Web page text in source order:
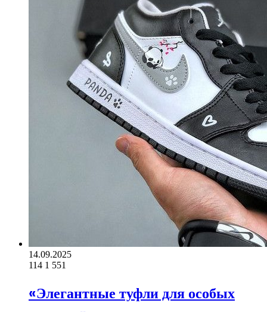
14.09.2025
114 1 551
«Элегантные туфли для особых